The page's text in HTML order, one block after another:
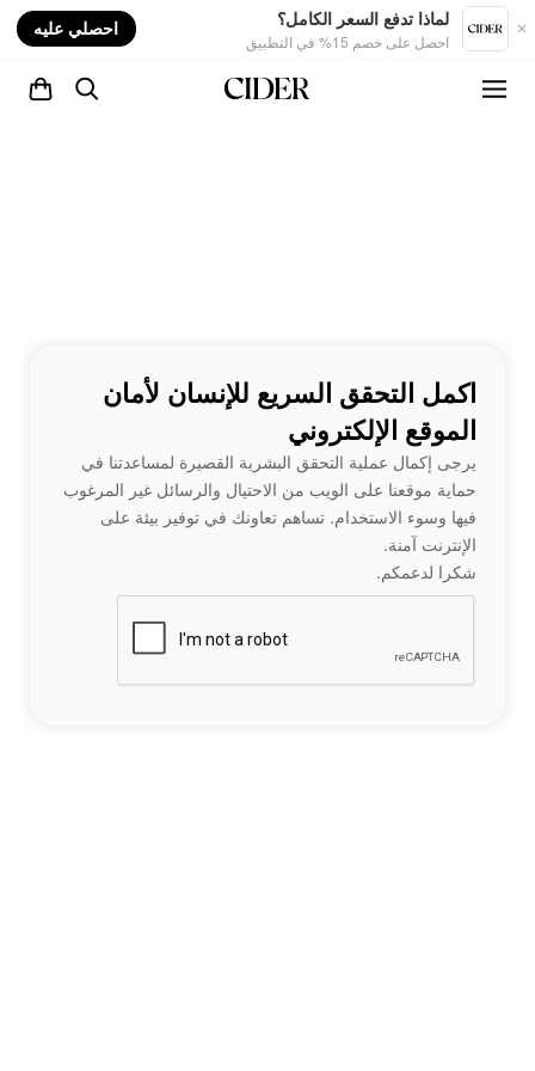
لماذا تدفع السعر الكامل؟
احصل على خصم 15% في التطبيق
احصلي عليه
اكمل التحقق السريع للإنسان لأمان
الموقع الإلكتروني
يرجى إكمال عملية التحقق البشرية القصيرة لمساعدتنا في
حماية موقعنا على الويب من الاحتيال والرسائل غير المرغوب
فيها وسوء الاستخدام. تساهم تعاونك في توفير بيئة على
الإنترنت آمنة.
شكرا لدعمكم.